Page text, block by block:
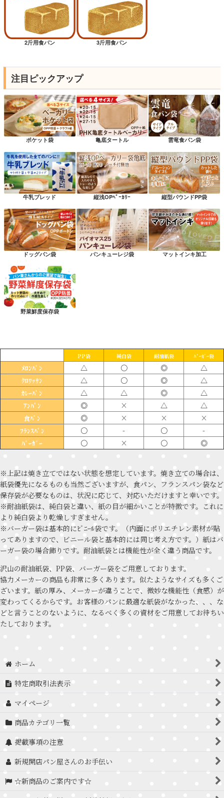
2斤用食パン 3斤用食パン
注目ピックアップ
ポケット袋 亀底タートル 雲竜食パン袋
牛乳ブレッド 縦浅OPﾍﾞｰｶﾘｰ 縦型パウンドPP袋
ドッグパン袋 パンキューレジ袋 マットインキ加工
野菜鮮度保存袋
PP袋 純白袋 耐油紙袋 ﾊﾞｰｶﾞｰ袋
ﾒﾛﾝﾊﾟﾝ △ 〇 ◎ △
ｸﾛﾜｯｻﾝ △ 〇 ◎ △
ｶﾚｰﾊﾟﾝ △ △ ◎ △
ｱﾝﾊﾟﾝ ◎ × △ △
食ﾊﾟﾝ ◎ × × ×
ﾌﾗﾝｽﾊﾟﾝ 〇 - 〇 -
ﾊﾞｰｶﾞｰ 〇 × 〇 ◎
※上記は焼き立てではない状態を想定しています。焼き立ての場合は、
紙袋優先になるものも当然ございますが、食パン、フランスパン袋など
保存袋が必要なものは、状況に応じて、対応いただけますと幸いです。
※耐油紙袋は、純白袋と違い、紙の目が細かいことが特徴です。これに
より純白袋より乾燥しすぎません。
※バーガー袋は基本的にﾋﾞﾆｰﾙ袋です。（内面にポリエチレン素材が貼
ってありますので、ビニール袋と基本的には同じ考え方です。）紙はバ
ーガー袋の場合飾りです。耐油紙袋とは機能性が全く違う商品です。
沢山の耐油紙袋、PP袋、バーガー袋をご用意しております。
協力メーカーの商品も非常に多くあります。似たようなサイズも多くご
ざいます。紙の厚み、メーカーが違うことで、微妙な機能性（食感）が
変わってくるからです。お客様のパンに最適な紙袋がなかった、、、な
どと言うことのないように、なるべく多くの資材をご用意してお待ちい
たしております。
ホーム
特定商取引法表示
マイページ
商品カテゴリ一覧
掲載事項の注意
新規開店パン屋さんのお手伝い
☆新商品のご案内です☆